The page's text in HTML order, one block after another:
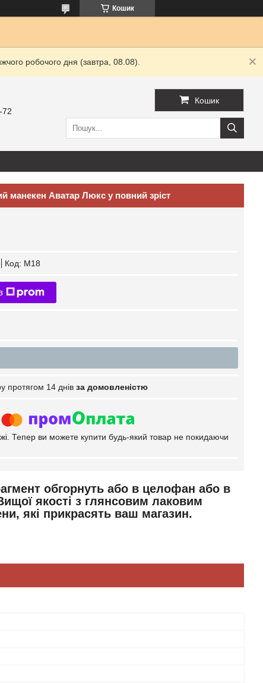
Кошик
робочого дня (завтра, 08.08).
72
Кошик
манекен Аватар Люкс у повний зріст
Код: М18
протягом 14 днів за домовленістю
Тепер ви можете купити будь-який товар не покидаючи
обгорнуть або в целофан або в
якості з глянсовим лаковим
які прикрасять ваш магазин.